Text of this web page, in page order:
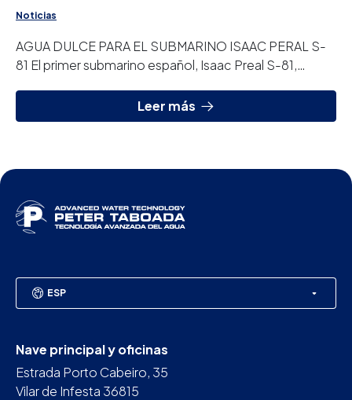
Noticias
AGUA DULCE PARA EL SUBMARINO ISAAC PERAL S-
81 El primer submarino español, Isaac Preal S-81,
Leer más
ESP
Nave principal y oficinas
Estrada Porto Cabeiro, 35
Vilar de Infesta 36815